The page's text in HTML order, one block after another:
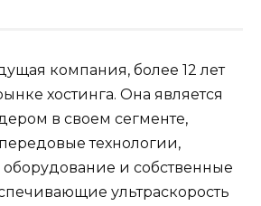
компания, более 12 лет
хостинга. Она является
в своем сегменте,
технологии,
и собственные
ультраскорость